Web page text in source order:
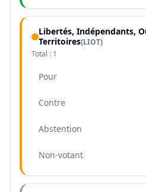
Libertés, Indépendants,
Territoires(LIOT)
Total : 1
Pour
Contre
Abstention
Non-votant